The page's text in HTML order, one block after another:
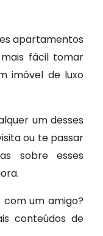
apartamentos
fácil tomar
imóvel de luxo
um desses
ou te passar
sobre esses
um amigo?
conteúdos de